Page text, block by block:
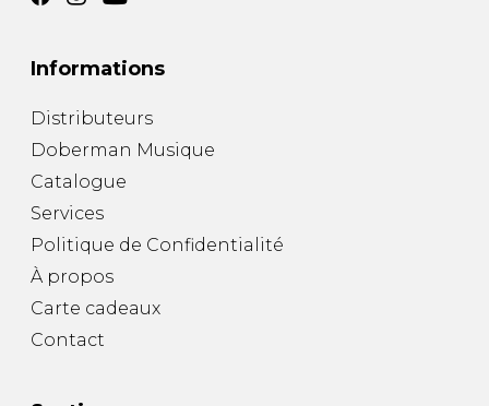
Informations
Distributeurs
Doberman Musique
Catalogue
Services
Politique de Confidentialité
À propos
Carte cadeaux
Contact